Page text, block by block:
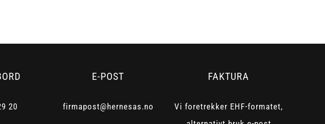
20
E-POST
firmapost@hernesas.no
FAKTURA
Vi foretrekker EHF-formatet,